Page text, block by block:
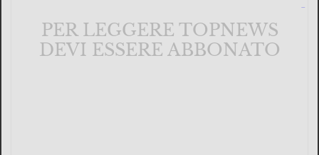
PER LEGGERE TOPNEWS
DEVI ESSERE ABBONATO